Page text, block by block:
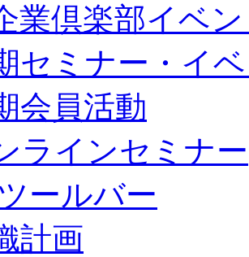
業倶楽部イベ
セミナー・イ
会員活動
ラインセミナー
ールバー
計画